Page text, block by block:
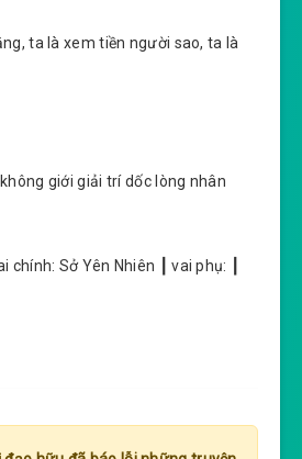
ta là xem tiền người sao, ta là
giới giải trí dốc lòng nhân
chính: Sở Yên Nhiên ┃ vai phụ: ┃